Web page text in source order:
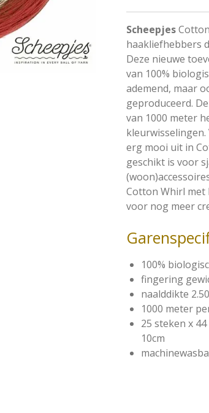
Scheepjes
haakliefhebbers
Deze nieuwe
van 100%
ademend, maar
geproduceerd.
van 1000 meter
erg mooi uit in
geschikt is voor
Cotton Whirl met
voor nog meer
100%
fingering
naalddikte
1000 meter
25 steken x
10cm